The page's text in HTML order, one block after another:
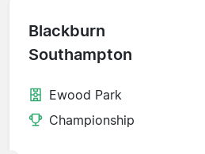
Blackburn
Southampton
Ewood Park
Championship